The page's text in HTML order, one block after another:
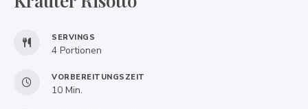
SERVINGS
4 Portionen
VORBEREITUNGSZEIT
10Minuten
Min.